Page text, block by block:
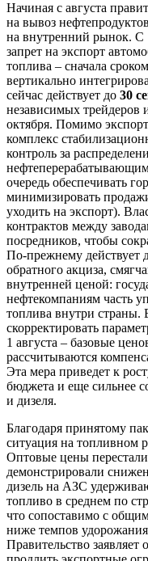
Начиная с августа
на вывоз
на внутренний рынок. С
запрет на экспорт
топлива – сначала
вертикально
сейчас действует до 30
независимых трейдеров
октября. Помимо
комплекс
контроль за
очередь обеспечивать
минимизировать
уходить на экспорт).
контрактов между
посредников, чтобы
По-прежнему действует
обратного акциза,
внутренней ценой:
нефтекомпаниям часть
топлива внутри страны.
скорректировать
1 августа – базовые
рассчитываются
Эта мера приведет к
бюджета и еще сильнее
и дизеля.
Благодаря принятому
ситуация на топливном
Оптовые цены
демонстрировали
дизель на АЗС
топливо в среднем по
что сопоставимо с
ниже темпов
Правительство заявляет